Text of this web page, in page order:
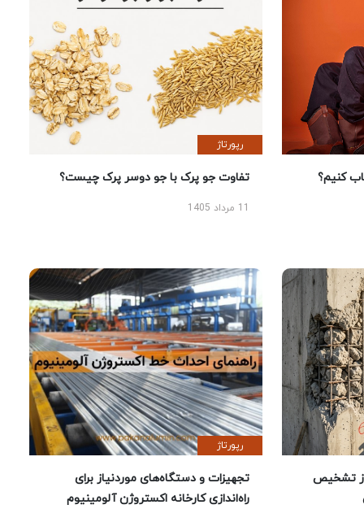
کنیم؟
رپورتاژ
تفاوت جو پرک با جو دوسر پرک چیست؟
تشخیص
رپورتاژ
تجهیزات و دستگاه‌های موردنیاز برای
راه‌اندازی کارخانه اکستروژن آلومینیوم